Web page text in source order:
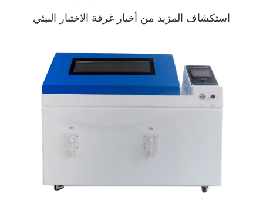
استكشاف المزيد من أخبار غرفة الاختبار البيئي